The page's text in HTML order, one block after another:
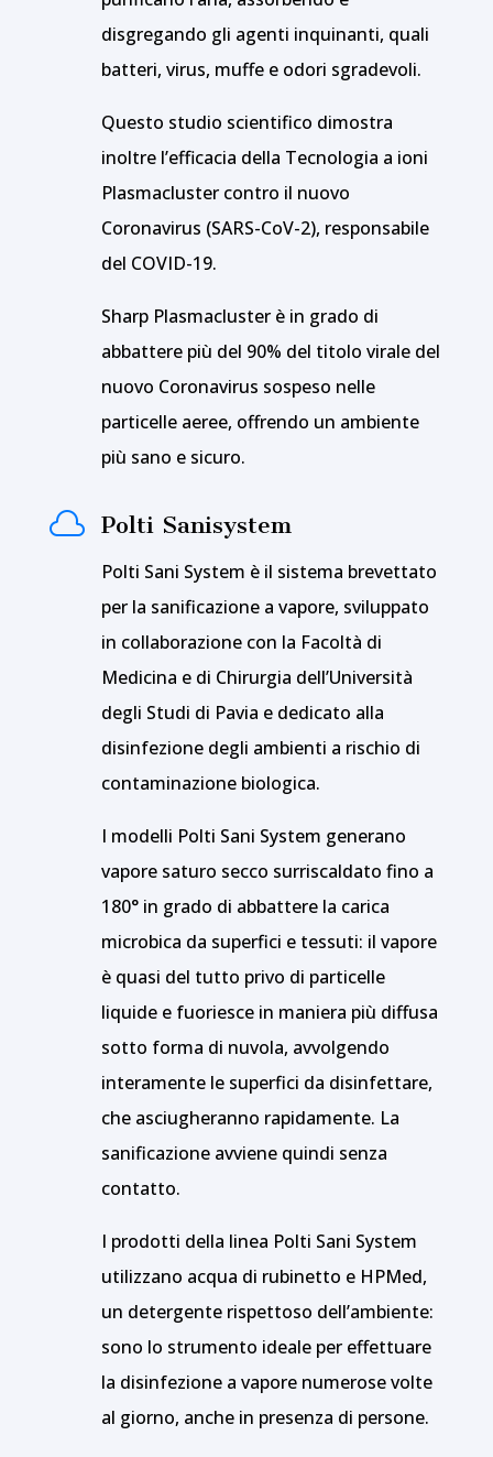
disgregando gli agenti inquinanti, quali
batteri, virus, muffe e odori sgradevoli.
Questo studio scientifico dimostra
inoltre l’efficacia della Tecnologia a ioni
Plasmacluster contro il nuovo
Coronavirus (SARS-CoV-2), responsabile
del COVID-19.
Sharp Plasmacluster è in grado di
abbattere più del 90% del titolo virale del
nuovo Coronavirus sospeso nelle
particelle aeree, offrendo un ambiente
più sano e sicuro.
 Polti Sanisystem
Polti Sani System è il sistema brevettato
per la sanificazione a vapore, sviluppato
in collaborazione con la Facoltà di
Medicina e di Chirurgia dell’Università
degli Studi di Pavia e dedicato alla
disinfezione degli ambienti a rischio di
contaminazione biologica.
I modelli Polti Sani System generano
vapore saturo secco surriscaldato fino a
180° in grado di abbattere la carica
microbica da superfici e tessuti: il vapore
è quasi del tutto privo di particelle
liquide e fuoriesce in maniera più diffusa
sotto forma di nuvola, avvolgendo
interamente le superfici da disinfettare,
che asciugheranno rapidamente. La
sanificazione avviene quindi senza
contatto.
I prodotti della linea Polti Sani System
utilizzano acqua di rubinetto e HPMed,
un detergente rispettoso dell’ambiente:
sono lo strumento ideale per effettuare
la disinfezione a vapore numerose volte
al giorno, anche in presenza di persone.